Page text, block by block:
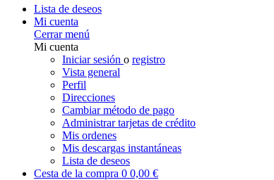
Lista de deseos
Mi cuenta
Cerrar menú
Mi cuenta
Iniciar sesión o registro
Vista general
Perfil
Direcciones
Cambiar método de pago
Administrar tarjetas de crédito
Mis ordenes
Mis descargas instantáneas
Lista de deseos
Cesta de la compra 0 0,00 €